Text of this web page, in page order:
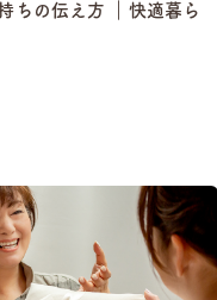
ちの伝え方 ｜快適暮ら